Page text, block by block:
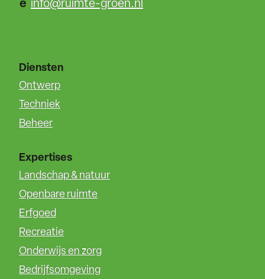
e info@ruimte-groen.nl
Diensten
Ontwerp
Techniek
Beheer
Expertises
Landschap & natuur
Openbare ruimte
Erfgoed
Recreatie
Onderwijs en zorg
Bedrijfsomgeving